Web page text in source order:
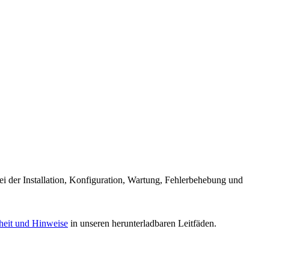
der Installation, Konfiguration, Wartung, Fehlerbehebung und
und Hinweise in unseren herunterladbaren Leitfäden.